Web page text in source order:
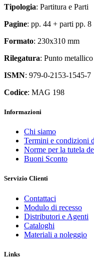
Tipologia: Partitura e Parti
Pagine: pp. 44 + parti pp. 8
Formato: 230x310 mm
Rilegatura: Punto metallico
ISMN: 979-0-2153-1545-7
Codice: MAG 198
Informazioni
Chi siamo
Termini e condizioni
Norme per la tutela
Buoni Sconto
Servizio Clienti
Contattaci
Modulo di recesso
Distributori e Agenti
Cataloghi
Materiali a noleggio
Links